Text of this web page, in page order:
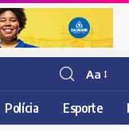
Resisor
de
fonte
Aa
Polícia Esporte